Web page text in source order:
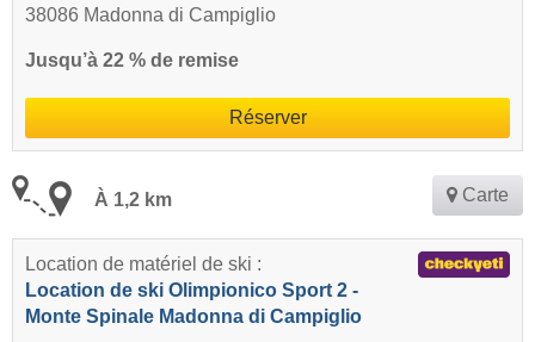
38086 Madonna di Campiglio
Jusqu’à 22 % de remise
Réserver
À 1,2 km Carte
Location de matériel de ski :
Location de ski Olimpionico Sport 2 -
Monte Spinale Madonna di Campiglio